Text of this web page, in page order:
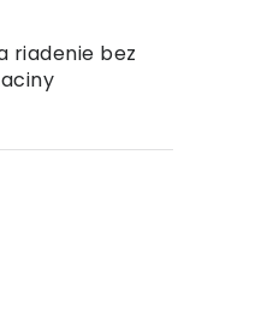
riadenie bez